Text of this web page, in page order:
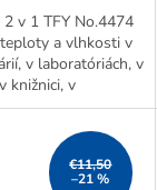
v 1 TFY No.4474
a vlhkosti v
v laboratóriách, v
knižnici, v
Vysoká presnosť.
€11,50
–21 %